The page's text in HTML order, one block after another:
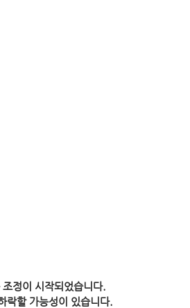
정이 시작되었습니다.
락할 가능성이 있습니다.